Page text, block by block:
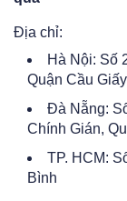
Địa chỉ:
Hà Nội: Số
Quận Cầu Giấy
Đà Nẵng:
Chính Gián,
TP. HCM:
Bình